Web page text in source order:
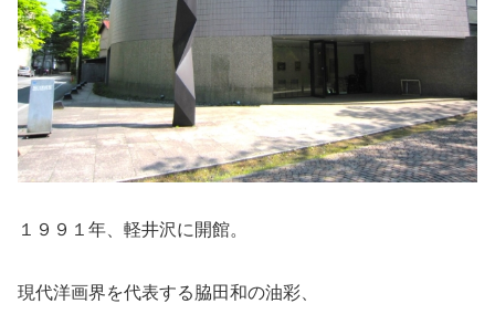
１９９１年、軽井沢に開館。
現代洋画界を代表する脇田和の油彩、